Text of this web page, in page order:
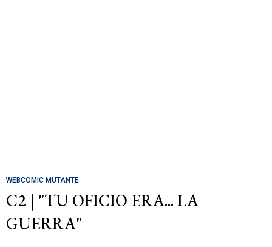
WEBCOMIC MUTANTE
C2 | "TU OFICIO ERA... LA
GUERRA"